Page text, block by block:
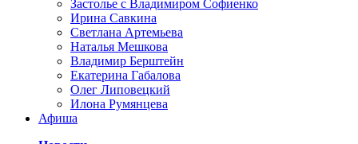
Застолье с Владимиром Софиенко
Ирина Савкина
Светлана Артемьева
Наталья Мешкова
Владимир Берштейн
Екатерина Габалова
Олег Липовецкий
Илона Румянцева
Афиша